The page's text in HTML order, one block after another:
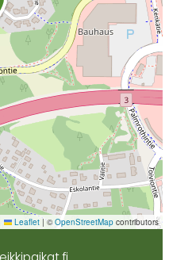
Leaflet |©OpenStreetMap contributors